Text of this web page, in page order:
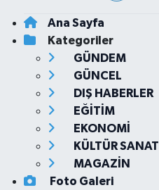
Ana Sayfa
Kategoriler
GÜNDEM
GÜNCEL
DIŞ HABERLER
EĞİTİM
EKONOMİ
KÜLTÜR SANAT
MAGAZİN
Foto Galeri